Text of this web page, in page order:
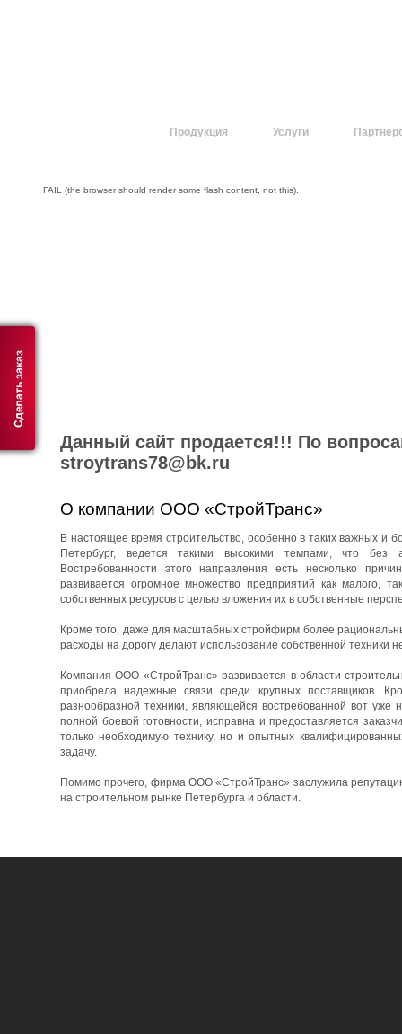
Продукция Услуги
FAIL (the browser should render some flash content, not this).
Данный сайт продается!!! По
stroytrans78@bk.ru
О компании ООО «СтройТранс»
В настоящее время строительство, особенно в таких важных и
Петербург, ведется такими высокими темпами, что без
Востребованности этого направления есть несколько
развивается огромное множество предприятий как малого,
собственных ресурсов с целью вложения их в собственные
Кроме того, даже для масштабных стройфирм более
расходы на дорогу делают использование собственной техники
Компания ООО «СтройТранс» развивается в области
приобрела надежные связи среди крупных поставщиков.
разнообразной техники, являющейся востребованной вот уже
полной боевой готовности, исправна и предоставляется
только необходимую технику, но и опытных
задачу.
Помимо прочего, фирма ООО «СтройТранс» заслужила
на строительном рынке Петербурга и области.